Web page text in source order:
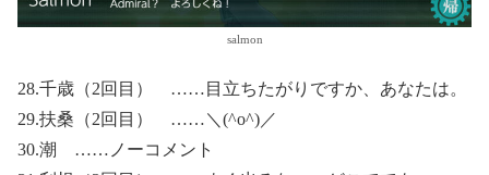
salmon
28.千歳（2回目） ……目立ちたがりですか、あなたは。
29.扶桑（2回目） ……＼(^o^)／
30.潮 ……ノーコメント